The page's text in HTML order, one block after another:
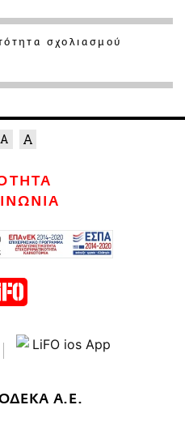
σχολιασμού
Α.Ε.